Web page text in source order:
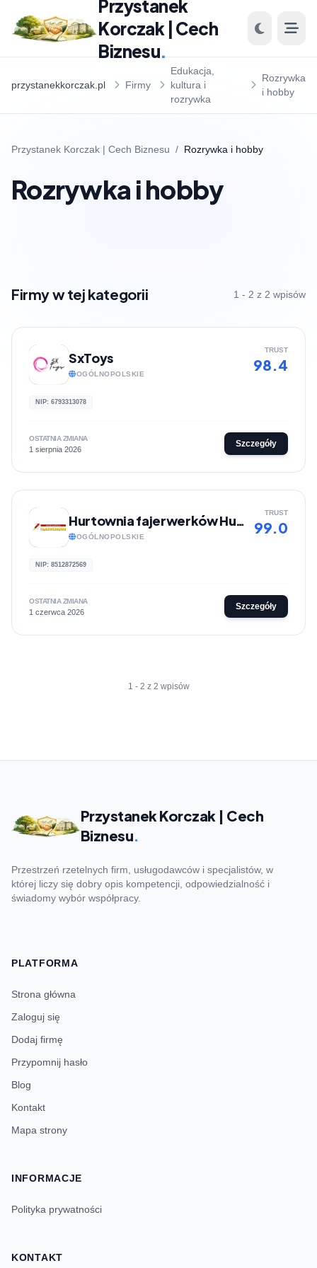
Przystanek
Korczak | Cech
Biznesu.
przystanekkorczak.pl Firmy
Edukacja,
kultura i
rozrywka
Rozrywka
i hobby
Przystanek Korczak | Cech Biznesu / Rozrywka i hobby
Rozrywka i hobby
Firmy w tej kategorii 1 - 2 z 2 wpisów
SxToys
OGÓLNOPOLSKIE
TRUST
98.4
NIP: 6793313078
OSTATNIA ZMIANA
1 sierpnia 2026
Szczegóły
Hurtownia fajerwerków Hurtownia fajerwerkowo
OGÓLNOPOLSKIE
TRUST
99.0
NIP: 8512872569
OSTATNIA ZMIANA
1 czerwca 2026
Szczegóły
1 - 2 z 2 wpisów
Przystanek Korczak | Cech
Biznesu.
Przestrzeń rzetelnych firm, usługodawców i specjalistów, w
której liczy się dobry opis kompetencji, odpowiedzialność i
świadomy wybór współpracy.
PLATFORMA
Strona główna
Zaloguj się
Dodaj firmę
Przypomnij hasło
Blog
Kontakt
Mapa strony
INFORMACJE
Polityka prywatności
KONTAKT